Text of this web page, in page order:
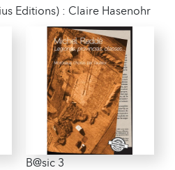
Editions) : Claire Hasenohr
B@sic 3